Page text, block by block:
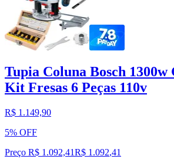
Tupia Coluna Bosch 1300w
Kit Fresas 6 Peças 110v
R$ 1.149,90
5% OFF
Preço R$ 1.092,41R$ 1.092,41